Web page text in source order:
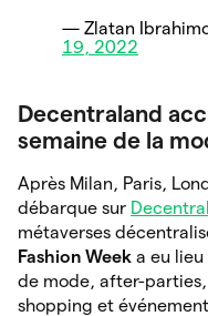
— Zlatan
19, 2022
Decentraland
semaine de la
Après Milan, Paris,
débarque sur
métaverses
Fashion Week a eu
de mode, after-
shopping et